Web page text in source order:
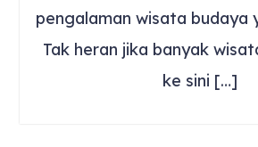
pengalaman wisata budaya
Tak heran jika banyak
ke sini […]